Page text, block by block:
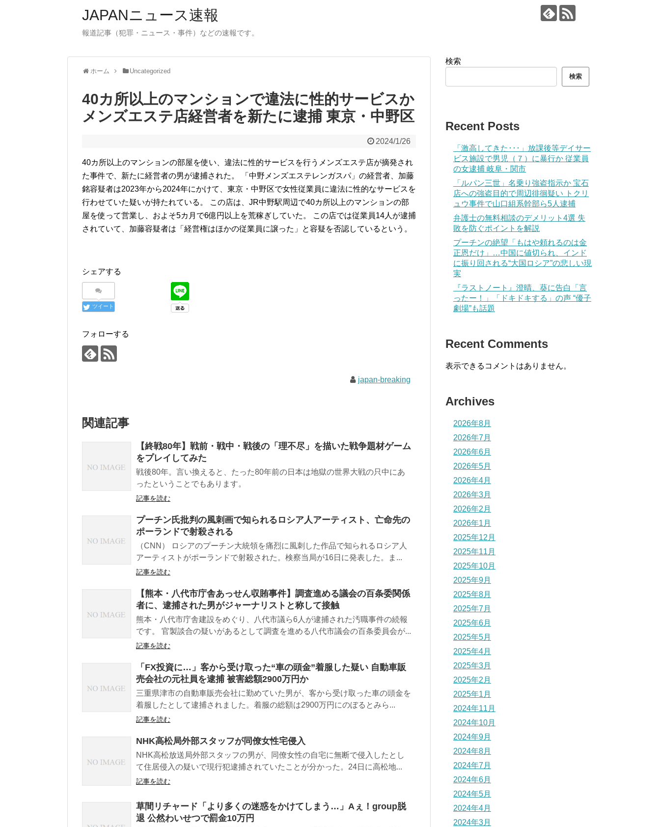
JAPANニュース速報
報道記事（犯罪・ニュース・事件）などの速報です。
ホーム Uncategorized
40カ所以上のマンションで違法に性的サービスか
メンズエステ店経営者を新たに逮捕 東京・中野区
2024/1/26
40カ所以上のマンションの部屋を使い、違法に性的サービスを行うメンズエステ店が摘発され
た事件で、新たに経営者の男が逮捕された。 「中野メンズエステレンガスパ」の経営者、加藤
銘容疑者は2023年から2024年にかけて、東京・中野区で女性従業員に違法に性的なサービスを
行わせていた疑いが持たれている。 この店は、JR中野駅周辺で40カ所以上のマンションの部
屋を使って営業し、およそ5カ月で6億円以上を荒稼ぎしていた。 この店では従業員14人が逮捕
されていて、加藤容疑者は「経営権はほかの従業員に譲った」と容疑を否認しているという。
シェアする
ツイート
フォローする
japan-breaking
関連記事
【終戦80年】戦前・戦中・戦後の「理不尽」を描いた戦争題材ゲーム
をプレイしてみた
戦後80年。言い換えると、たった80年前の日本は地獄の世界大戦の只中にあ
ったということでもあります。
記事を読む
プーチン氏批判の風刺画で知られるロシア人アーティスト、亡命先の
ポーランドで射殺される
（CNN） ロシアのプーチン大統領を痛烈に風刺した作品で知られるロシア人
アーティストがポーランドで射殺された。検察当局が16日に発表した。ま...
記事を読む
【熊本・八代市庁舎あっせん収賄事件】調査進める議会の百条委関係
者に、逮捕された男がジャーナリストと称して接触
熊本・八代市庁舎建設をめぐり、八代市議ら6人が逮捕された汚職事件の続報
です。 官製談合の疑いがあるとして調査を進める八代市議会の百条委員会が...
記事を読む
「FX投資に…」客から受け取った“車の頭金”着服した疑い 自動車販
売会社の元社員を逮捕 被害総額2900万円か
三重県津市の自動車販売会社に勤めていた男が、客から受け取った車の頭金を
着服したとして逮捕されました。着服の総額は2900万円にのぼるとみら...
記事を読む
NHK高松局外部スタッフが同僚女性宅侵入
NHK高松放送局外部スタッフの男が、同僚女性の自宅に無断で侵入したとし
て住居侵入の疑いで現行犯逮捕されていたことが分かった。24日に高松地...
記事を読む
草間リチャード「より多くの迷惑をかけてしまう…」Aぇ！group脱
退 公然わいせつで罰金10万円
検索
検索
Recent Posts
「激高してきた･･･」放課後等デイサー
ビス施設で男児（７）に暴行か 従業員
の女逮捕 岐阜・関市
「ルパン三世」名乗り強盗指示か 宝石
店への強盗目的で周辺徘徊疑い トクリ
ュウ事件で山口組系幹部ら5人逮捕
弁護士の無料相談のデメリット4選 失
敗を防ぐポイントを解説
プーチンの絶望「もはや頼れるのは金
正恩だけ」…中国に値切られ、インド
に振り回される“大国ロシア”の悲しい現
実
『ラストノート』澄晴、葵に告白「言
ったー！」「ドキドキする」の声 “優子
劇場”も話題
Recent Comments
表示できるコメントはありません。
Archives
2026年8月
2026年7月
2026年6月
2026年5月
2026年4月
2026年3月
2026年2月
2026年1月
2025年12月
2025年11月
2025年10月
2025年9月
2025年8月
2025年7月
2025年6月
2025年5月
2025年4月
2025年3月
2025年2月
2025年1月
2024年11月
2024年10月
2024年9月
2024年8月
2024年7月
2024年6月
2024年5月
2024年4月
2024年3月